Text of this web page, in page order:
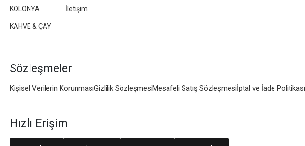
KOLONYA
KAHVE & ÇAY
İletişim
Sözleşmeler
Kişisel Verilerin KorunmasıGizlilik SözleşmesiMesafeli Satış Sözleşmesiİptal ve İade Politikası
Hızlı Erişim